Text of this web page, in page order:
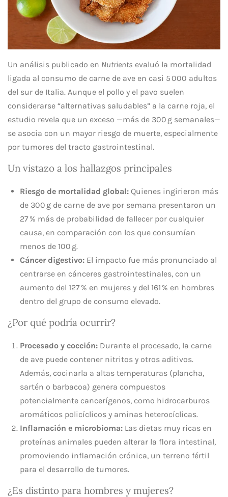
Un análisis publicado en Nutrients evaluó la mortalidad
ligada al consumo de carne de ave en casi 5 000 adultos
del sur de Italia. Aunque el pollo y el pavo suelen
considerarse “alternativas saludables” a la carne roja, el
estudio revela que un exceso —más de 300 g semanales—
se asocia con un mayor riesgo de muerte, especialmente
por tumores del tracto gastrointestinal.
Un vistazo a los hallazgos principales
Riesgo de mortalidad global: Quienes ingirieron más
de 300 g de carne de ave por semana presentaron un
27 % más de probabilidad de fallecer por cualquier
causa, en comparación con los que consumían
menos de 100 g.
Cáncer digestivo: El impacto fue más pronunciado al
centrarse en cánceres gastrointestinales, con un
aumento del 127 % en mujeres y del 161 % en hombres
dentro del grupo de consumo elevado.
¿Por qué podría ocurrir?
Procesado y cocción: Durante el procesado, la carne
de ave puede contener nitritos y otros aditivos.
Además, cocinarla a altas temperaturas (plancha,
sartén o barbacoa) genera compuestos
potencialmente cancerígenos, como hidrocarburos
aromáticos policíclicos y aminas heterocíclicas.
Inflamación e microbioma: Las dietas muy ricas en
proteínas animales pueden alterar la flora intestinal,
promoviendo inflamación crónica, un terreno fértil
para el desarrollo de tumores.
¿Es distinto para hombres y mujeres?